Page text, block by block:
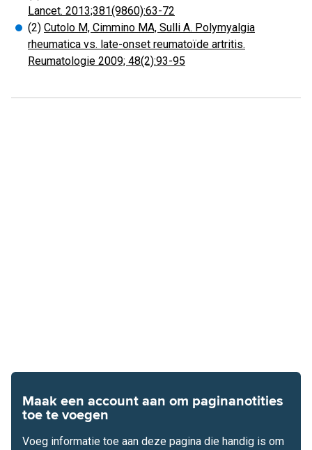
Lancet. 2013;381(9860):63-72
(2) Cutolo M, Cimmino MA, Sulli A. Polymyalgia
rheumatica vs. late-onset reumatoïde artritis.
Reumatologie 2009; 48(2):93-95
Maak een account aan om paginanotities
toe te voegen
Voeg informatie toe aan deze pagina die handig is om